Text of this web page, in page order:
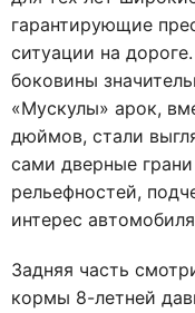
гарантирующие
ситуации на
боковины
«Мускулы» арок,
дюймов, стали
сами дверные
рельефностей,
интерес
Задняя часть
кормы 8-летней